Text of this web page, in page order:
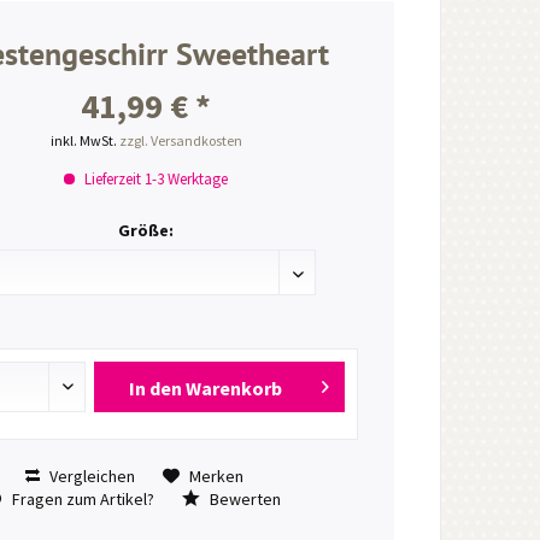
Sweetheart
41,99 € *
inkl. MwSt. zzgl. Versandkosten
Lieferzeit 1-3 Werktage
Größe:
In den Warenkorb
Vergleichen
Merken
Fragen zum Artikel?
Bewerten